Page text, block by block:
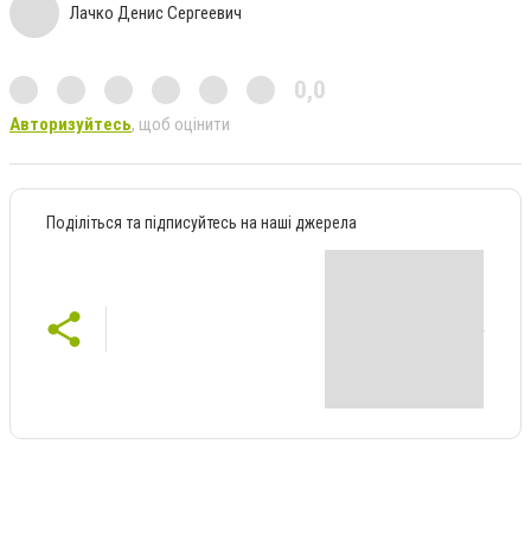
Лачко Денис Сергеевич
0,0
Авторизуйтесь, щоб оцінити
Поділіться та підписуйтесь на наші джерела